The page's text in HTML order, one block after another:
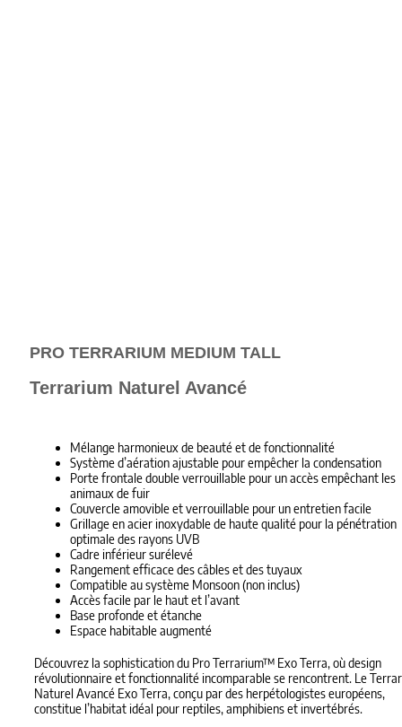
PRO TERRARIUM MEDIUM TALL
Terrarium Naturel Avancé
Mélange harmonieux de beauté et de fonctionnalité
Système d’aération ajustable pour empêcher la condensation
Porte frontale double verrouillable pour un accès empêchant les
animaux de fuir
Couvercle amovible et verrouillable pour un entretien facile
Grillage en acier inoxydable de haute qualité pour la pénétration
optimale des rayons UVB
Cadre inférieur surélevé
Rangement efficace des câbles et des tuyaux
Compatible au système Monsoon (non inclus)
Accès facile par le haut et l’avant
Base profonde et étanche
Espace habitable augmenté
Découvrez la sophistication du Pro Terrarium™ Exo Terra, où design
révolutionnaire et fonctionnalité incomparable se rencontrent. Le
Naturel Avancé Exo Terra, conçu par des herpétologistes européens,
constitue l’habitat idéal pour reptiles, amphibiens et invertébrés.